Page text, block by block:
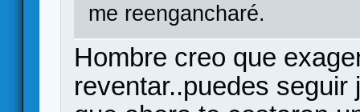
me reengancharé.
Hombre creo que
reventar..puedes